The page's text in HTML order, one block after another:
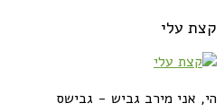
קצת עלי
הי, אני מירב גביש - גבישס